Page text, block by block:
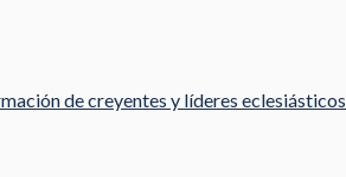
de creyentes y líderes eclesiásticos